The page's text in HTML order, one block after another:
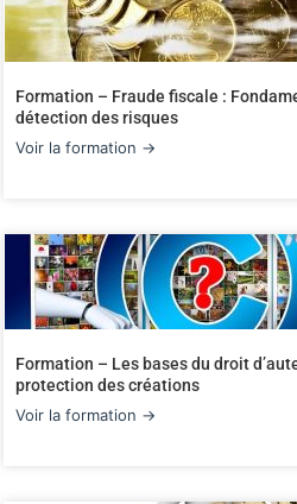
Formation – Fraude fiscale :
détection des risques
Voir la formation →
Formation – Les bases du droit
protection des créations
Voir la formation →